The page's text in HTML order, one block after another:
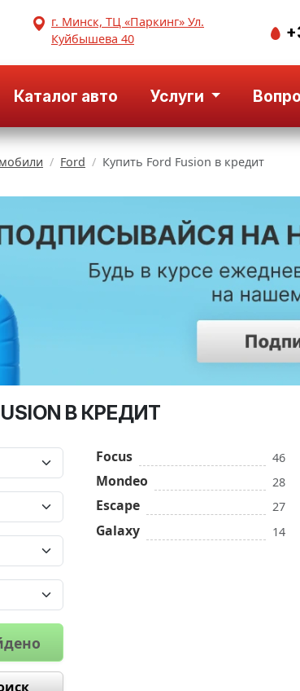
г. Минск, ТЦ «Паркинг» Ул.
Куйбышева 40
Каталог авто Услуги
Ford Купить Ford Fusion в кредит
В КРЕДИТ
Focus 46
Mondeo 28
Escape 27
Galaxy 14